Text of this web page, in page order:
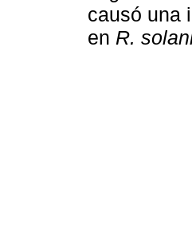
causó una
en R.